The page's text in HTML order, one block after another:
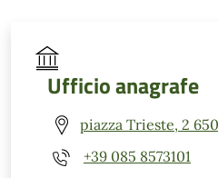
Ufficio anagrafe
piazza Trieste, 2
+39 085 8573101